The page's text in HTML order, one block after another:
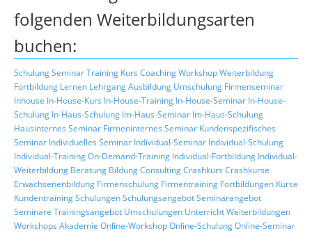
folgenden Weiterbildungsarten
buchen:
SchulungSeminarTraining Kurs CoachingWorkshopWeiterbildung
Fortbildung Lernen LehrgangAusbildung Umschulung Firmenseminar
Inhouse In-House-Kurs In-House-Training In-House-Seminar In-House-
Schulung In-Haus-Schulung Im-Haus-Seminar Im-Haus-Schulung
Hausinternes Seminar Firmeninternes Seminar Kundenspezifisches
Seminar Individuelles Seminar Individual-Seminar Individual-Schulung
Individual-TrainingOn-Demand-Training Individual-Fortbildung Individual-
Weiterbildung Beratung BildungConsultingCrashkurs Crashkurse
Erwachsenenbildung Firmenschulung Firmentraining Fortbildungen Kurse
KundentrainingSchulungenSchulungsangebotSeminarangebot
Seminare Trainingsangebot Umschulungen UnterrichtWeiterbildungen
Workshops Akademie Online-WorkshopOnline-SchulungOnline-Seminar